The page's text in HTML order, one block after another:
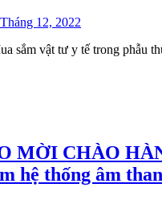
12, 2022
sắm vật tư y tế trong phẫu
MỜI CHÀO
hệ thống âm